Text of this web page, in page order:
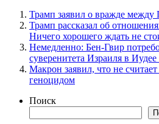
Трамп заявил о вражде
Трамп рассказал об
Ничего хорошего ждать не
Немедленно: Бен-Гвир
суверенитета Израиля в
Макрон заявил, что не
геноцидом
Поиск